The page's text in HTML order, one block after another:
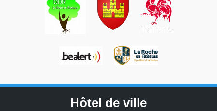
Hôtel de ville